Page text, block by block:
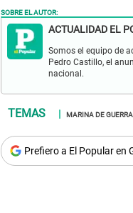
SOBRE EL AUTOR:
ACTUALIDAD EL
Somos el equipo de
Pedro Castillo, el
nacional.
MARINA DE
Prefiero a El Popular en